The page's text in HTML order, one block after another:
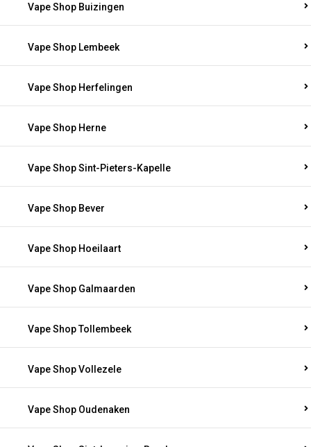
Vape Shop Buizingen
Vape Shop Lembeek
Vape Shop Herfelingen
Vape Shop Herne
Vape Shop Sint-Pieters-Kapelle
Vape Shop Bever
Vape Shop Hoeilaart
Vape Shop Galmaarden
Vape Shop Tollembeek
Vape Shop Vollezele
Vape Shop Oudenaken